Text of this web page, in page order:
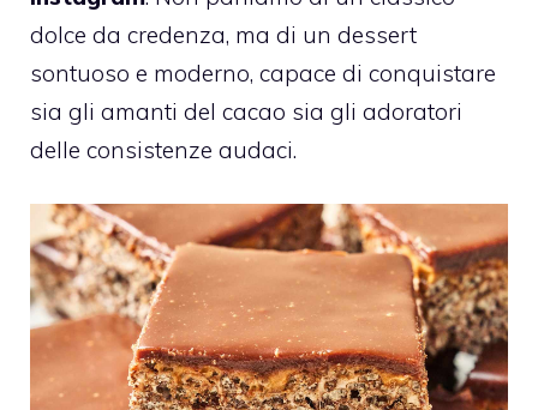
dolce da credenza, ma di un dessert
sontuoso e moderno, capace di conquistare
sia gli amanti del cacao sia gli adoratori
delle consistenze audaci.